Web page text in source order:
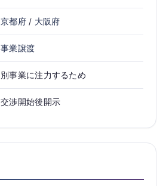
京都府/ 大阪府
事業譲渡
別事業に注力するため
交渉開始後開示